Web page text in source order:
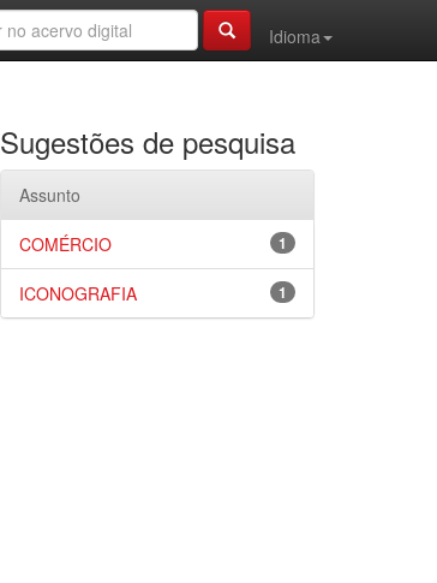
Idioma
Sugestões de pesquisa
Assunto
1
COMÉRCIO
1
ICONOGRAFIA